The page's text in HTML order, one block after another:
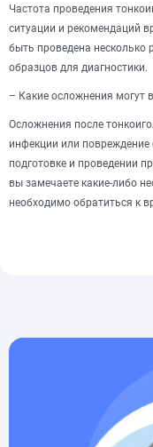
Частота проведения
ситуации и рекомендаций
быть проведена несколько
образцов для диагностики.
– Какие осложнения могут
Осложнения после
инфекции или
подготовке и проведении
вы замечаете какие-либо
необходимо обратиться к